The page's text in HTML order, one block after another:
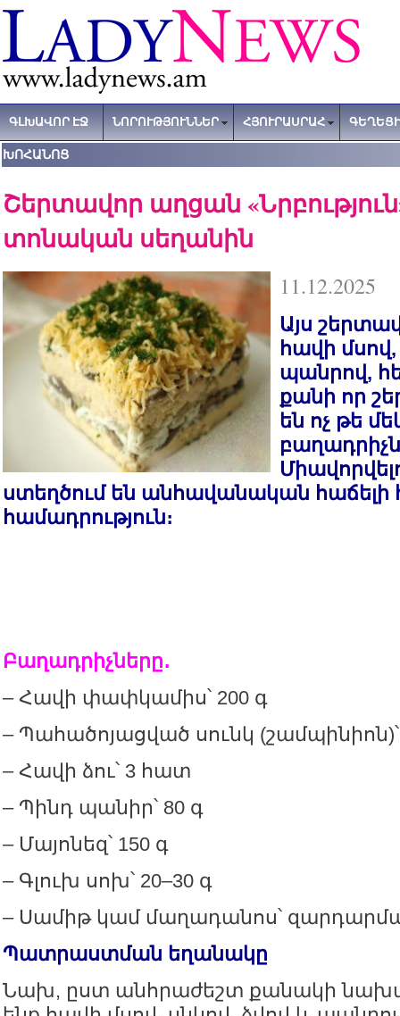
ԳԼԽԱՎՈՐ ԷՋ ՆՈՐՈՒԹՅՈՒՆՆԵՐ ՀՅՈՒՐԱՍՐԱՀ
ԽՈՀԱՆՈՑ
Շերտավոր աղցան
տոնական սեղանին
11.12.2025
Այս
հավի
պանրով,
քանի որ
են ոչ թե
ստեղծում են անհավանական հաճելի
համադրություն։
Բաղադրիչները․
– Հավի փափկամիս՝ 200 գ
– Պահածոյացված սունկ (շամպինիոն)՝
– Հավի ձու՝ 3 հատ
– Պինդ պանիր՝ 80 գ
– Մայոնեզ՝ 150 գ
– Գլուխ սոխ՝ 20–30 գ
– Սամիթ կամ մաղադանոս՝
Պատրաստման եղանակը
Նախ, ըստ անհրաժեշտ քանակի